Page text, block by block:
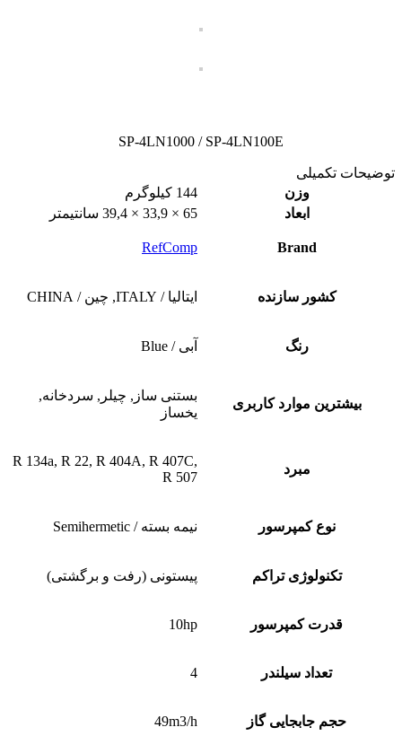
SP-4LN1000 / SP-4LN100E
توضیحات تکمیلی
وزن
144 کیلوگرم
ابعاد
65 × 33,9 × 39,4 سانتیمتر
Brand
RefComp
کشور سازنده ایتالیا / ITALY, چین / CHINA
رنگ آبی / Blue
بیشترین موارد کاربری
بستنی ساز, چیلر, سردخانه,
یخساز
مبرد
R 134a, R 22, R 404A, R 407C,
R 507
نوع کمپرسور نیمه بسته / Semihermetic
تکنولوژی تراکم پیستونی (رفت و برگشتی)
قدرت کمپرسور 10hp
تعداد سیلندر 4
حجم جابجایی گاز 49m3/h